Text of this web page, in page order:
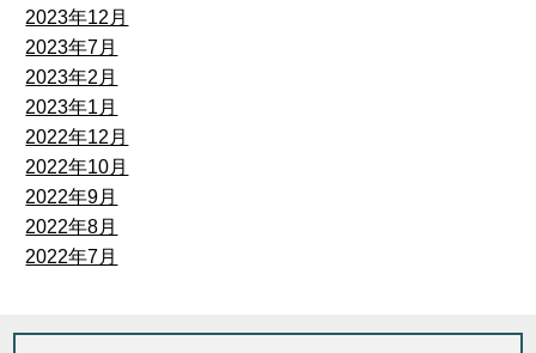
2023年12月
2023年7月
2023年2月
2023年1月
2022年12月
2022年10月
2022年9月
2022年8月
2022年7月